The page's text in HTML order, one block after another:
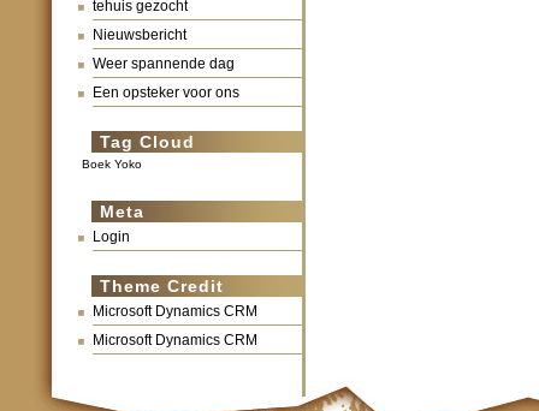
tehuis gezocht
Nieuwsbericht
Weer spannende dag
Een opsteker voor ons
Tag Cloud
Boek Yoko
Meta
Login
Theme Credit
Microsoft Dynamics CRM
Microsoft Dynamics CRM